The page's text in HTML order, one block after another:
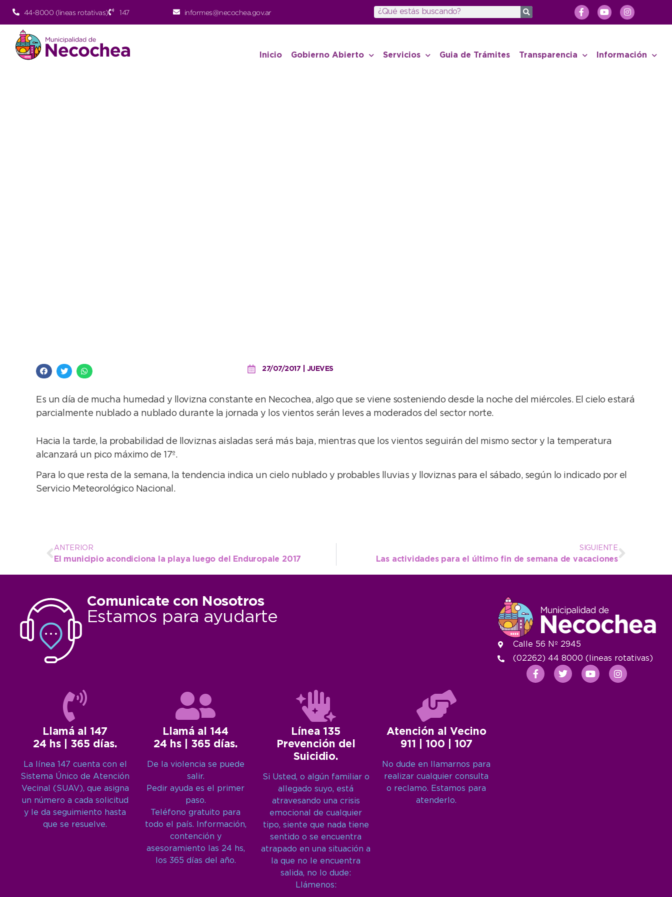
44-8000 (lineas rotativas) 147 informes@necochea.gov.ar
Inicio Gobierno Abierto Servicios Guia de Trámites Transparencia Información
27/07/2017 | JUEVES
Es un día de mucha humedad y llovizna constante en Necochea, algo que se viene sosteniendo desde la noche del miércoles. El cielo estará
parcialmente nublado a nublado durante la jornada y los vientos serán leves a moderados del sector norte.
Hacia la tarde, la probabilidad de lloviznas aisladas será más baja, mientras que los vientos seguirán del mismo sector y la temperatura
alcanzará un pico máximo de 17º.
Para lo que resta de la semana, la tendencia indica un cielo nublado y probables lluvias y lloviznas para el sábado, según lo indicado por el
Servicio Meteorológico Nacional.
ANTERIOR
El municipio acondiciona la playa luego del Enduropale 2017
SIGUIENTE
Las actividades para el último fin de semana de vacaciones
Comunicate con Nosotros
Estamos para ayudarte
Llamá al 147
24 hs | 365 días.
La línea 147 cuenta con el
Sistema Único de Atención
Vecinal (SUAV), que asigna
un número a cada solicitud
y le da seguimiento hasta
que se resuelve.
Llamá al 144
24 hs | 365 días.
De la violencia se puede
salir.
Pedir ayuda es el primer
paso.
Teléfono gratuito para
todo el país. Información,
contención y
asesoramiento las 24 hs,
los 365 días del año.
Línea 135
Prevención del
Suicidio.
Si Usted, o algún familiar o
allegado suyo, está
atravesando una crisis
emocional de cualquier
tipo, siente que nada tiene
sentido o se encuentra
atrapado en una situación a
la que no le encuentra
salida, no lo dude:
Llámenos:
Atención al Vecino
911 | 100 | 107
No dude en llamarnos para
realizar cualquier consulta
o reclamo. Estamos para
atenderlo.
Calle 56 Nº 2945
(02262) 44 8000 (lineas rotativas)